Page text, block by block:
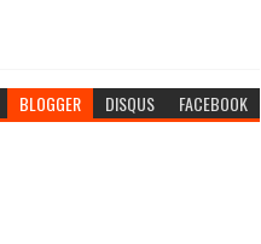
BLOGGER DISQUS FACEBOOK